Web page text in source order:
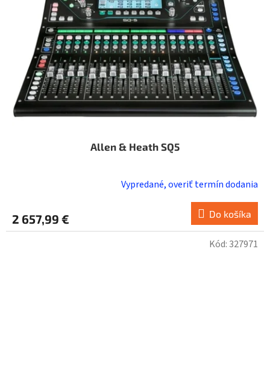
Allen & Heath SQ5
Vypredané, overiť termín dodania
2 657,99 € Do košíka
Kód: 327971